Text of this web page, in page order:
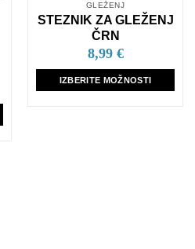
Dodaj
na
GLEŽENJ
STEZNIK ZA GLEŽENJ
ČRN
8,99 €
IZBERITE MOŽNOSTI